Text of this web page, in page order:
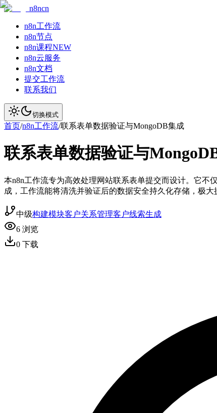
n8ncn
n8n工作流
n8n节点
n8n课程NEW
n8n云服务
n8n文档
提交工作流
联系我们
切换模式
首页/n8n工作流/联系表单数据验证与MongoDB集成
联系表单数据验证与
本n8n工作流专为高效处理网站联系表单提交而设计。它不
成，工作流能将清洗并验证后的数据安全持久化存储，极
中级构建模块客户关系管理客户线索生成
6 浏览
0 下载